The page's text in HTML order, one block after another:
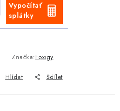
Vypočítať
splátky
Značka:Foxigy
Hlídat Sdílet